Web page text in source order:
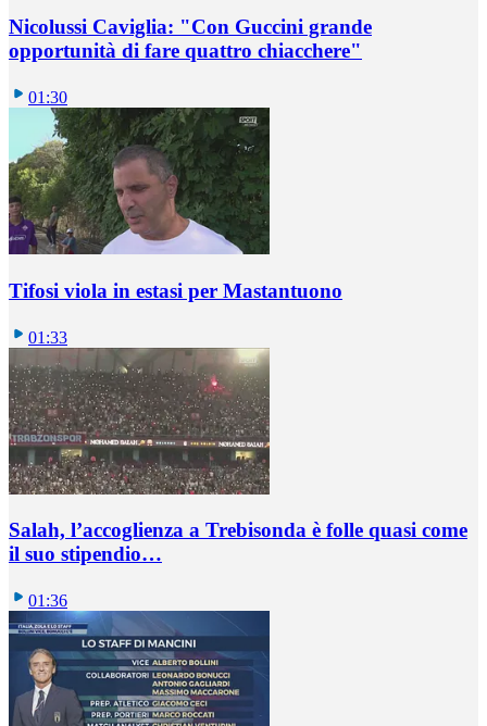
Nicolussi Caviglia: "Con Guccini grande
opportunità di fare quattro chiacchere"
01:30
Tifosi viola in estasi per Mastantuono
01:33
Salah, l’accoglienza a Trebisonda è folle quasi come
il suo stipendio…
01:36